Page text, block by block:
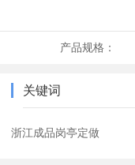
产品规格：
关键词
浙江成品岗亭定做